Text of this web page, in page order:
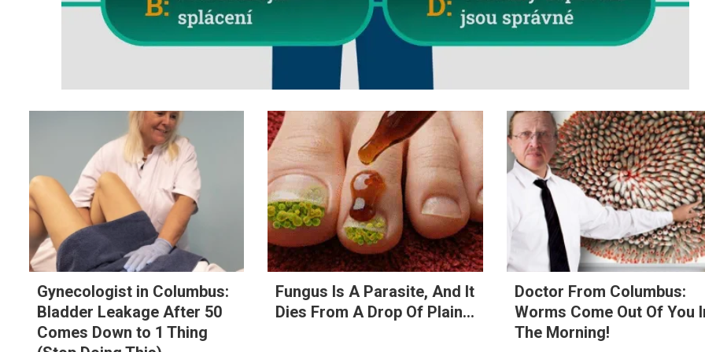
Gynecologist in Columbus:
Bladder Leakage After 50
Comes Down to 1 Thing
Fungus Is A Parasite, And It
Dies From A Drop Of Plain...
Doctor From Columbus:
Worms Come Out Of You
The Morning!